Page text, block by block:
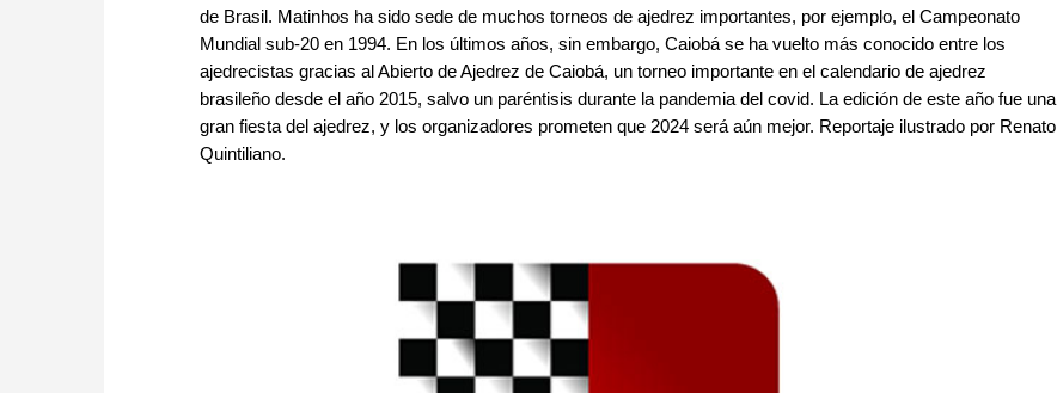
de Brasil. Matinhos ha sido sede de muchos torneos de ajedrez importantes, por ejemplo, el Campeonato
Mundial sub-20 en 1994. En los últimos años, sin embargo, Caiobá se ha vuelto más conocido entre los
ajedrecistas gracias al Abierto de Ajedrez de Caiobá, un torneo importante en el calendario de ajedrez
brasileño desde el año 2015, salvo un paréntisis durante la pandemia del covid. La edición de este año fue una
gran fiesta del ajedrez, y los organizadores prometen que 2024 será aún mejor. Reportaje ilustrado por Renato
Quintiliano.